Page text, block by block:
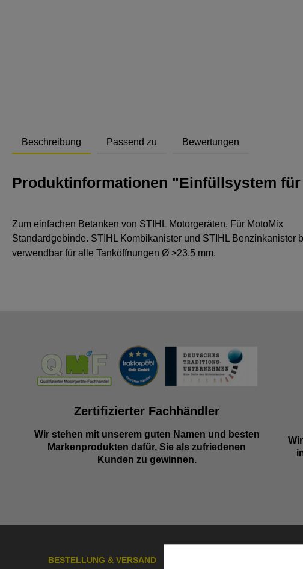
Beschreibung Passend zu Bewertungen
Produktinformationen "Einfüllsystem
Zum einfachen Betanken von STIHL Motorgeräten. Für MotoMix
Standardgebinde. STIHL Kombikanister und STIHL Benzinkanister
verwendbar für alle Tanköffnungen Ø >23.5 mm.
Zertifizierter Fachhändler
Wir stehen mit unserem guten Namen und besten
Markenprodukten dafür, Sie als zufriedenen
Kunden zu gewinnen.
BESTELLUNG & VERSAND